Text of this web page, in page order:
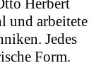
Herbert
und arbeitete
Jedes
Form.